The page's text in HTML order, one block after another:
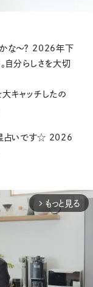
な〜？ 2026年下
自分らしさを大切
キャッチしたの
占いです☆ 2026
arrow_forward_ios もっと見る